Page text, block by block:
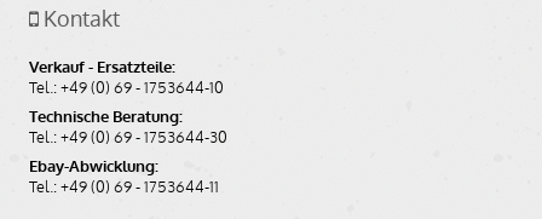
Kontakt
Verkauf - Ersatzteile:
Tel.: +49 (0) 69 - 1753644-10
Technische Beratung:
Tel.: +49 (0) 69 - 1753644-30
Ebay-Abwicklung:
Tel.: +49 (0) 69 - 1753644-11